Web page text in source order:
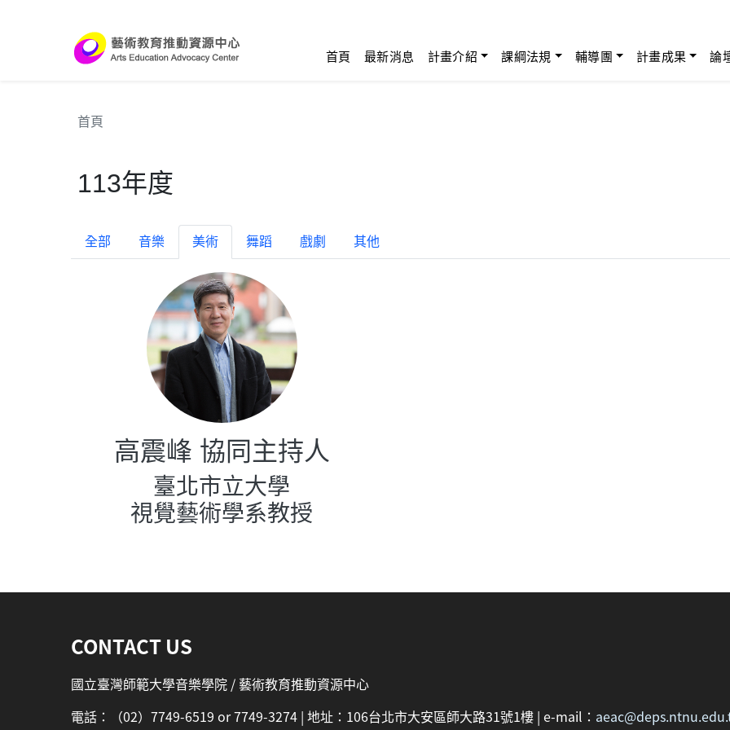
首頁 最新消息 計畫介紹 課綱法規 輔導團 計畫成果 論
首頁
113年度
全部 音樂 美術 舞蹈 戲劇 其他
高震峰 協同主持人
臺北市立大學
視覺藝術學系教授
CONTACT US
國立臺灣師範大學音樂學院 / 藝術教育推動資源中心
電話：（02）7749-6519 or 7749-3274 | 地址：106台北市大安區師大路31號1樓 | e-mail：